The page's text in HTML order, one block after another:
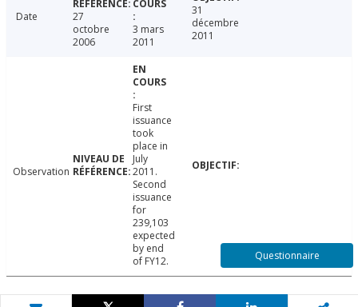
Date
27
octobre
2006
3 mars
2011
31
décembre
2011
Observation
First
issuance
took
place in
July
2011.
Second
issuance
for
239,103
expected
by end
of FY12.
Questionnaire